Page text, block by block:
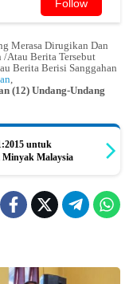
Follow
Merasa Dirugikan Dan
/Atau Berita Tersebut
Berita Berisi Sanggahan
(12) Undang-Undang
untuk
Minyak Malaysia